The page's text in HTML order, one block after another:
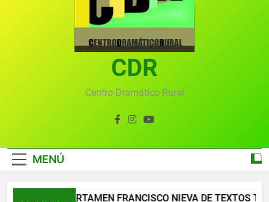
Gala 2024 en el Centro Dramático Rural el 20 de
Textos seleccionados en el VI Certamen
Francisco Nieva de piezas breves teatrales
convocado por el Centro Dramático Rural de Mira
Gala anual virtual del Centro Dramático Rural de
CDR
Centro Dramático Rural
MENÚ
XII CERTAMEN FRANCISCO NIEVA DE TEXTOS